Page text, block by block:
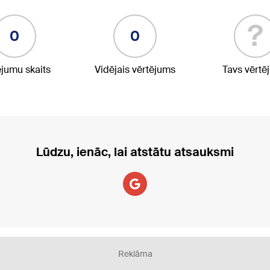
0
skaits
0
Vidējais vērtējums
?
Tavs
Lūdzu, ienāc, lai atstātu atsauksmi
Reklāma